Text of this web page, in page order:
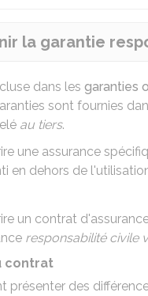
la garantie
dans les garanties
sont fournies
au tiers.
une assurance
en dehors de
un contrat
responsabilité civile
contrat
présenter des